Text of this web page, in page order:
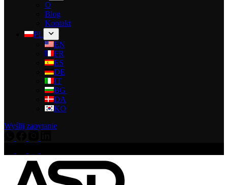
O
Blog
Kontakt
PL
EN
FR
ES
DE
IT
BG
DA
KO
Wyślij zapytanie